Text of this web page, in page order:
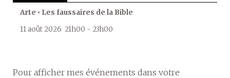
Arte • Les faussaires de la Bible
11 août 2026 21h00 - 23h00
Pour afficher mes événements dans votre